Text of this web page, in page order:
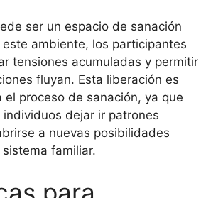
ser un espacio de sanación
este ambiente, los participantes
tensiones acumuladas y permitir
fluyan. Esta liberación es
el proceso de sanación, ya que
individuos dejar ir patrones
a nuevas posibilidades
familiar.